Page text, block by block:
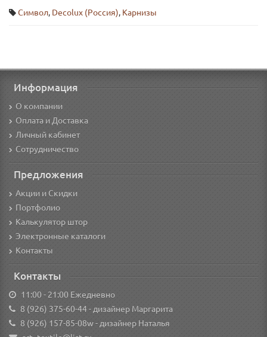
Символ, Decolux (Россия), Карнизы
Информация
О компании
Оплата и Доставка
Личный кабинет
Сотрудничество
Предложения
Акции и Скидки
Портфолио
Калькулятор штор
Электронные каталоги
Контакты
Контакты
11:00 - 21:00 Ежедневно
8 (926) 375-60-44- дизайнер Маргарита
8 (926) 157-85-08w- дизайнер Наталья